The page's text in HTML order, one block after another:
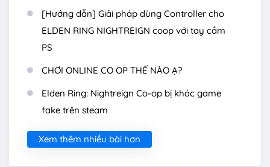
[Hướng dẫn] Giải pháp dùng Controller cho
ELDEN RING NIGHTREIGN coop với tay cầm
PS
CHƠI ONLINE CO OP THẾ NÀO Ạ?
Elden Ring: Nightreign Co-op bị khác game
fake trên steam
Xem thêm nhiều bài hơn